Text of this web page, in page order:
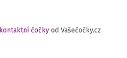
kontaktní čočky od Vašečočky.cz